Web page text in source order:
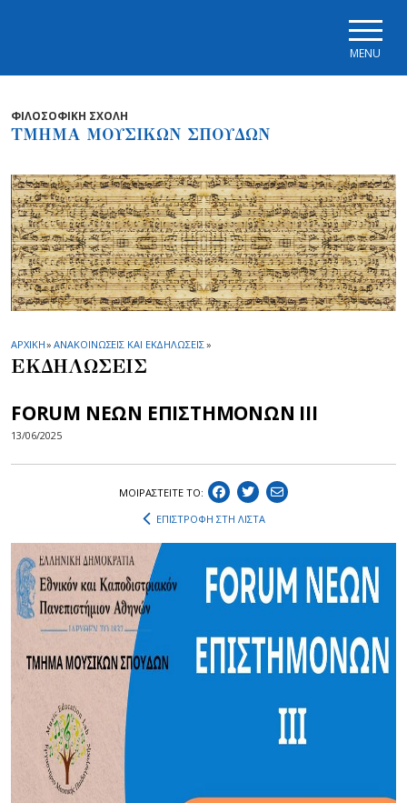
MENU
ΦΙΛΟΣΟΦΙΚΗ ΣΧΟΛΗ
ΤΜΗΜΑ ΜΟΥΣΙΚΩΝ ΣΠΟΥΔΩΝ
ΑΡΧΙΚΗ» ΑΝΑΚΟΙΝΩΣΕΙΣ ΚΑΙ ΕΚΔΗΛΩΣΕΙΣ»
ΕΚΔΗΛΩΣΕΙΣ
FORUM ΝΕΩΝ ΕΠΙΣΤΗΜΟΝΩΝ ΙΙΙ
13/06/2025
ΜΟΙΡΑΣΤEIΤΕ ΤΟ:
ΕΠΙΣΤΡΟΦΗ ΣΤΗ ΛΙΣΤΑ